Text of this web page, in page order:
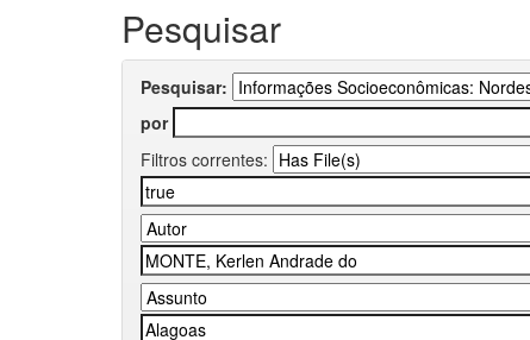
Pesquisar
Pesquisar:
por
Filtros correntes: